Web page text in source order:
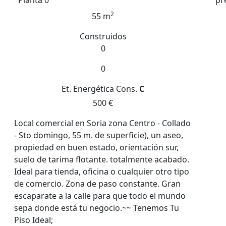
55 m2
Construidos
0
0
Et. Energética Cons. C
500 €
Local comercial en Soria zona Centro - Collado
- Sto domingo, 55 m. de superficie), un aseo,
propiedad en buen estado, orientación sur,
suelo de tarima flotante. totalmente acabado.
Ideal para tienda, oficina o cualquier otro tipo
de comercio. Zona de paso constante. Gran
escaparate a la calle para que todo el mundo
sepa donde está tu negocio.~~ Tenemos Tu
Piso Ideal;